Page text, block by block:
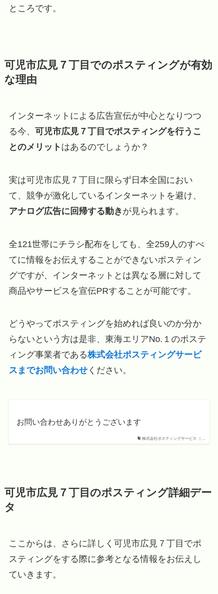
ところです。
可児市広見７丁目でのポスティングが有効
な理由
インターネットによる広告宣伝が中心となりつつ
る今、 可児市広見７丁目でポスティングを行うこ
とのメリット はあるのでしょうか？
実は可児市広見７丁目に限らず日本全国におい
て、競争が激化しているインターネットを避け、
アナログ広告に回帰する動き が見られます。
全121世帯にチラシ配布をしても、全259人のすべ
てに情報をお伝えすることができないポスティン
グですが、インターネットとは異なる層に対して
商品やサービスを宣伝PRすることが可能です。
どうやってポスティングを始めれば良いのか分か
らないという方は是非、東海エリアNo.１のポステ
ィング事業者である株式会社ポスティングサービ
スまでお問い合わせください。
株式会社ポスティングサービス ｜...
お問い合わせありがとうございます
可児市広見７丁目のポスティング詳細デー
タ
ここからは、さらに詳しく可児市広見７丁目でポ
スティングをする際に参考となる情報をお伝えし
ていきます。